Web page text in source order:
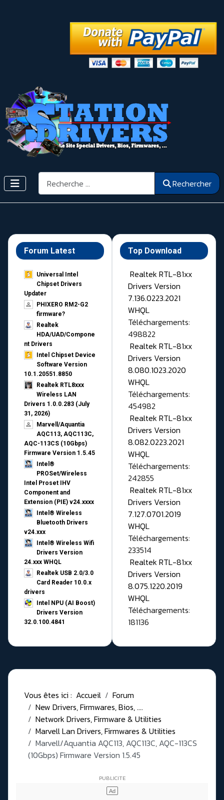
Rechercher Rechercher
Forum Latest
Universal Intel
Chipset Drivers
Updater​
PHIXERO RM2-G2
firmware?
Realtek
HDA/UAD/Compone
nt Drivers
Intel Chipset Device
Software Version
10.1.20551.8850
Realtek RTL8xxx
Wireless LAN
Drivers 1.0.0.283 (July
31, 2026)
Marvell/Aquantia
AQC113, AQC113C,
AQC-113CS (10Gbps)
Firmware Version 1.5.45
Intel®
PROSet/Wireless
Intel Proset IHV
Component and
Extension (PIE) v24.xxxx
Intel® Wireless
Bluetooth Drivers
v24.xxx
Intel® Wireless Wifi
Drivers Version
24.xxx WHQL
Realtek USB 2.0/3.0
Card Reader 10.0.x
drivers
Intel NPU (AI Boost)
Drivers Version
32.0.100.4841
Top Download
Realtek RTL-81xx
Drivers Version
7.136.0223.2021
WHQL
Téléchargements:
498822
Realtek RTL-81xx
Drivers Version
8.080.1023.2020
WHQL
Téléchargements:
454982
Realtek RTL-81xx
Drivers Version
8.082.0223.2021
WHQL
Téléchargements:
242855
Realtek RTL-81xx
Drivers Version
7.127.0701.2019
WHQL
Téléchargements:
233514
Realtek RTL-81xx
Drivers Version
8.075.1220.2019
WHQL
Téléchargements:
181136
Vous êtes ici : Accueil
Forum
New Drivers, Firmwares, Bios, ....
Network Drivers, Firmware & Utilities
Marvell Lan Drivers, Firmwares & Utilities
Marvell/Aquantia AQC113, AQC113C, AQC-113CS
(10Gbps) Firmware Version 1.5.45